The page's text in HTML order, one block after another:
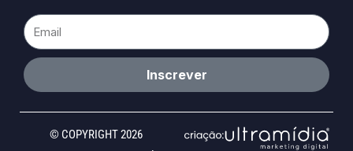
Email
Inscrever
© COPYRIGHT 2026